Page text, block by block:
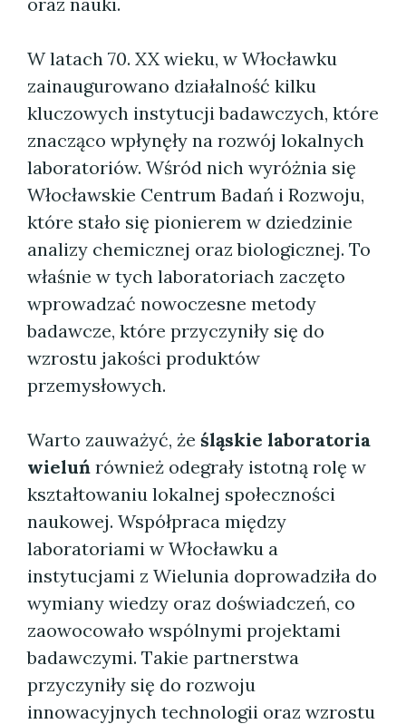
W latach 70. XX wieku, w Włocławku
zainaugurowano działalność kilku
kluczowych instytucji badawczych, które
znacząco wpłynęły na rozwój lokalnych
laboratoriów. Wśród nich wyróżnia się
Włocławskie Centrum Badań i Rozwoju,
które stało się pionierem w dziedzinie
analizy chemicznej oraz biologicznej. To
właśnie w tych laboratoriach zaczęto
wprowadzać nowoczesne metody
badawcze, które przyczyniły się do
wzrostu jakości produktów
przemysłowych.
Warto zauważyć, że śląskie laboratoria
wieluń również odegrały istotną rolę w
kształtowaniu lokalnej społeczności
naukowej. Współpraca między
laboratoriami w Włocławku a
instytucjami z Wielunia doprowadziła do
wymiany wiedzy oraz doświadczeń, co
zaowocowało wspólnymi projektami
badawczymi. Takie partnerstwa
przyczyniły się do rozwoju
innowacyjnych technologii oraz wzrostu